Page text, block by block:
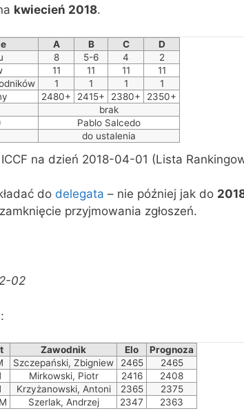
kwiecień 2018.
A B C
D
8 5-6 4
2
11 11 11
11
1 1 1
1
2480+ 2415+ 2380+
2350+
brak
Pablo Salcedo
do ustalenia
na dzień 2018-04-01 (Lista
do delegata – nie później jak do
przyjmowania zgłoszeń.
02
Zawodnik Elo
Prognoza
Szczepański, Zbigniew 2465
2465
Mirkowski, Piotr 2416
2408
Krzyżanowski, Antoni 2365
2375
Szerlak, Andrzej 2347 2363